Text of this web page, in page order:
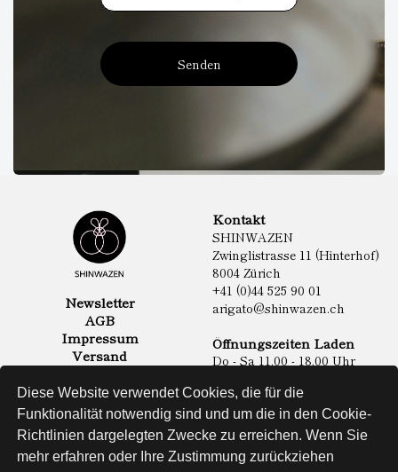
Diese Website verwendet Cookies, die für die
Funktionalität notwendig sind und um die in den Cookie-
Richtlinien dargelegten Zwecke zu erreichen. Wenn Sie
mehr erfahren oder Ihre Zustimmung zurückziehen
Senden
Newsletter
AGB
Impressum
Versand
Kontakt
SHINWAZEN
Zwinglistrasse 11 (Hinterhof)
8004 Zürich
+41 (0)44 525 90 01
arigato@shinwazen.ch
Öffnungszeiten Laden
Do - Sa 11.00 - 18.00 Uhr
Online Shop
Lebensmittel
Sake & Shochu
Non Food
Spirituosen